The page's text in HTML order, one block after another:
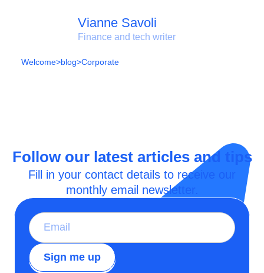
Vianne Savoli
Finance and tech writer
Welcome>blog>Corporate
Follow our latest articles and tips
Fill in your contact details to receive our
monthly email newsletter.